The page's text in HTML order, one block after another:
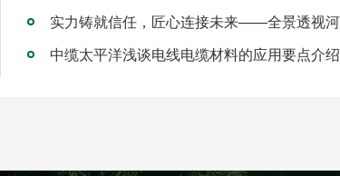
中缆太平洋浅谈电线电缆材料的应用要点介绍